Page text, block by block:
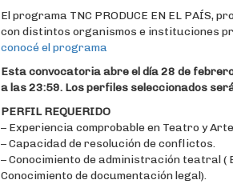
El programa TNC PRODUCE EN EL
con distintos organismos e instituciones
conocé el programa
Esta convocatoria abre el día 28 de
a las 23:59. Los perfiles seleccionados
PERFIL REQUERIDO
– Experiencia comprobable en Teatro y
– Capacidad de resolución de conflictos.
– Conocimiento de administración teatral
Conocimiento de documentación legal).